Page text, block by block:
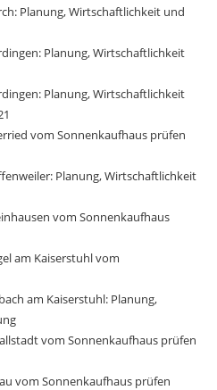
Planung, Wirtschaftlichkeit und
Planung, Wirtschaftlichkeit
Planung, Wirtschaftlichkeit
vom Sonnenkaufhaus prüfen
Planung, Wirtschaftlichkeit
vom Sonnenkaufhaus
am Kaiserstuhl vom
am Kaiserstuhl: Planung,
vom Sonnenkaufhaus prüfen
vom Sonnenkaufhaus prüfen